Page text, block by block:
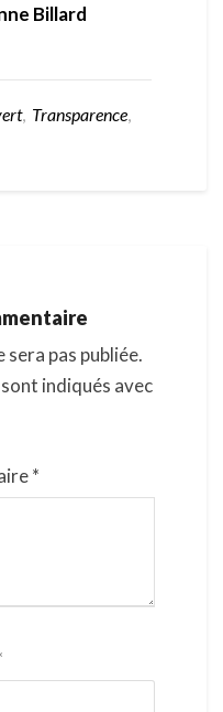
Billard
, Transparence,
pas publiée.
indiqués avec
*